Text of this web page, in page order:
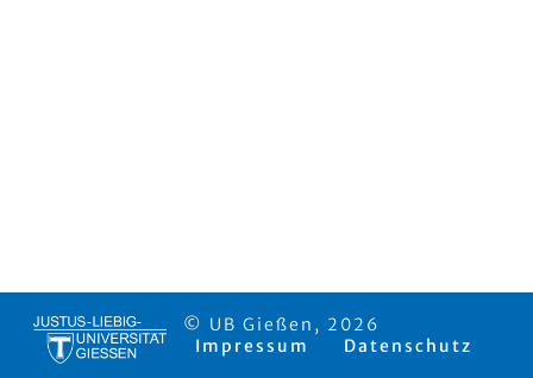
© UB Gießen, 2026
Impressum
Datenschutz